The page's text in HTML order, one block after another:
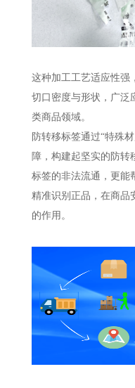
这种加工工艺适应性强
切口密度与形状，广泛
类商品领域。
防转移标签通过“特殊
障，构建起坚实的防转
标签的非法流通，更能
精准识别正品，在商品
的作用。